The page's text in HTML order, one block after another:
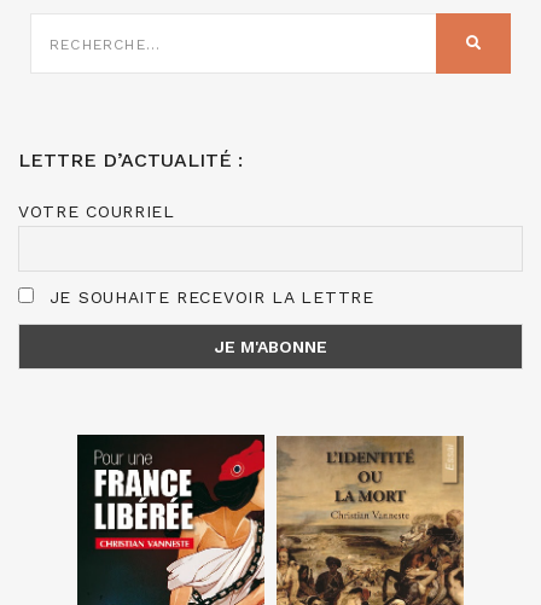
SUR
LETTRE D’ACTUALITÉ :
VOTRE COURRIEL
JE SOUHAITE RECEVOIR LA LETTRE